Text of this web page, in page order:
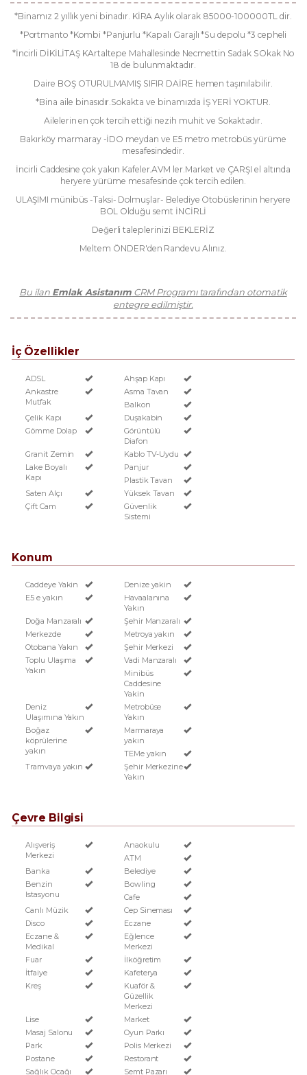
*Binamız 2 yıllık yeni binadır. KİRA Aylık olarak 85000-100000TL dir.
*Portmanto *Kombi *Panjurlu *Kapalı Garajlı *Su depolu *3 cepheli
*İncirli DİKİLİTAŞ KArtaltepe Mahallesinde Necmettin Sadak SOkak No
18 de bulunmaktadır.
Daire BOŞ OTURULMAMIŞ SIFIR DAİRE hemen taşınılabilir.
*Bina aile binasıdır.Sokakta ve binamızda İŞ YERİ YOKTUR.
Ailelerin en çok tercih ettiği nezih muhit ve Sokaktadır.
Bakırköy marmaray -İDO meydan ve E5 metro metrobüs yürüme
mesafesindedir.
İncirli Caddesine çok yakın Kafeler.AVM ler.Market ve ÇARŞI el altında
heryere yürüme mesafesinde çok tercih edilen.
ULAŞIMI münibüs -Taksi- Dolmuşlar- Belediye Otobüslerinin heryere
BOL Olduğu semt İNCİRLİ
Değerli taleplerinizi BEKLERİZ
Meltem ÖNDER'den Randevu Alınız.
Bu ilan Emlak Asistanım CRM Programı tarafından otomatik
entegre edilmiştir.
İç Özellikler
ADSL
Ahşap Kapı
Ankastre
Mutfak
Asma Tavan
Balkon
Çelik Kapı
Duşakabin
Gömme Dolap
Görüntülü
Diafon
Granit Zemin
Kablo TV-Uydu
Lake Boyalı
Kapı
Panjur
Plastik Tavan
Saten Alçı
Yüksek Tavan
Çift Cam
Güvenlik
Sistemi
Konum
Caddeye Yakin
Denize yakin
E5 e yakın
Havaalanına
Yakın
Doğa Manzaralı
Şehir Manzaralı
Merkezde
Metroya yakın
Otobana Yakın
Şehir Merkezi
Toplu Ulaşıma
Yakın
Vadi Manzaralı
Minibüs
Caddesine
Yakin
Deniz
Ulaşımına Yakın
Metrobüse
Yakın
Boğaz
köprülerine
yakın
Marmaraya
yakın
TEMe yakın
Tramvaya yakın
Şehir Merkezine
Yakın
Çevre Bilgisi
Alışveriş
Merkezi
Anaokulu
ATM
Banka
Belediye
Benzin
Istasyonu
Bowling
Cafe
Canlı Müzik
Cep Sineması
Disco
Eczane
Eczane &
Medikal
Eğlence
Merkezi
Fuar
İlköğretim
İtfaiye
Kafeterya
Kreş
Kuaför &
Güzellik
Merkezi
Lise
Market
Masaj Salonu
Oyun Parkı
Park
Polis Merkezi
Postane
Restorant
Sağlık Ocağı
Semt Pazarı